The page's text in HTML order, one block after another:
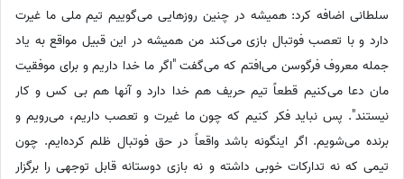
سلطانی اضافه کرد: همیشه در چنین روزهایی می‌گوییم تیم ملی ما غیرت
دارد و با تعصب فوتبال بازی می‌کند من همیشه در این قبیل مواقع به یاد
جمله معروف فرگوسن می‌افتم که می‌گفت "اگر ما خدا داریم و برای موفقیت
مان دعا می‌کنیم قطعاً تیم حریف هم خدا دارد و آنها هم بی کس و کار
نیستند". پس نباید فکر کنیم که چون ما غیرت و تعصب داریم، می‌رویم و
برنده می‌شویم. اگر اینگونه باشد واقعاً در حق فوتبال ظلم کرده‌ایم. چون
تیمی که نه تدارکات خوبی داشته و نه بازی دوستانه قابل توجهی را برگزار